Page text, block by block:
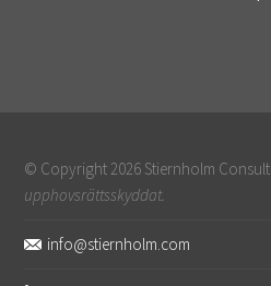
© Copyright 2026 Stiernholm
upphovsrättsskyddat.
info@stiernholm.com